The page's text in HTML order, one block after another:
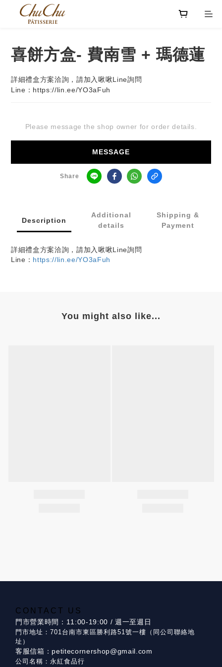
喜餅方盒- 費南雪 + 瑪德蓮
詳細禮盒方案洽詢，請加入啾啾Line詢問
Line：https://lin.ee/YO3aFuh
Please message the shop owner for order details.
MESSAGE
Share
Description
Additional
details
Shipping &
Payment
詳細禮盒方案洽詢，請加入啾啾Line詢問
Line： https://lin.ee/YO3aFuh
You might also like...
CONTACT US
門市營業時間：11:00-19:00 / 週一至週日
門市地址：701台南市東區勝利路51號一樓（同公司聯絡地
址）
客服信箱：petitecornershop@gmail.com
公司名稱：永紅食品行